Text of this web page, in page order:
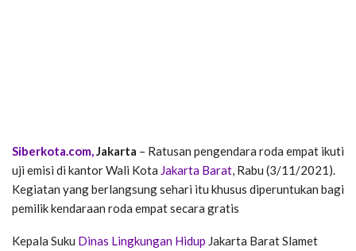
Siberkota.com,Jakarta – Ratusan pengendara roda empat ikuti
uji emisi di kantor Wali Kota Jakarta Barat, Rabu (3/11/2021).
Kegiatan yang berlangsung sehari itu khusus diperuntukan bagi
pemilik kendaraan roda empat secara gratis
Kepala Suku Dinas Lingkungan Hidup Jakarta Barat Slamet